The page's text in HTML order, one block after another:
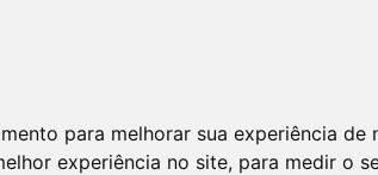
para melhorar sua experiência
experiência no site, para medir o